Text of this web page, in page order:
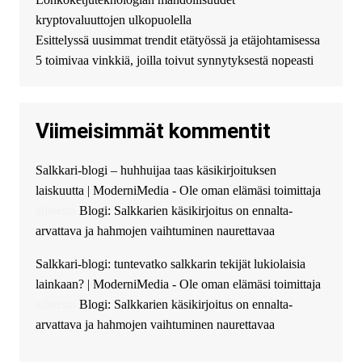
можете получить
финансирование в долг без
избыточных вопросов и
документов? Тогда обратитесь
guest_4889 :Cmon Suomi 👏
The Admin: High five! You’ve
successfully installed Simple
Ajax Chat.
kryptovaluuttojen ulkopuolella
Esittelyssä uusimmat trendit etätyössä ja etäjohtamisessa
5 toimivaa vinkkiä, joilla toivut synnytyksestä nopeasti
Viimeisimmät kommentit
Salkkari-blogi – huhhuijaa taas käsikirjoituksen
laiskuutta | ModerniMedia - Ole oman elämäsi toimittaja
Blogi: Salkkarien käsikirjoitus on ennalta-
arvattava ja hahmojen vaihtuminen naurettavaa
Salkkari-blogi: tuntevatko salkkarin tekijät lukiolaisia
lainkaan? | ModerniMedia - Ole oman elämäsi toimittaja
Blogi: Salkkarien käsikirjoitus on ennalta-
arvattava ja hahmojen vaihtuminen naurettavaa